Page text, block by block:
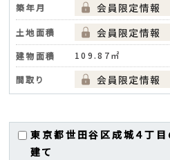
築年月
土地面積
建物面積
109.87㎡
間取り
東京都世田谷区成城４丁
建て